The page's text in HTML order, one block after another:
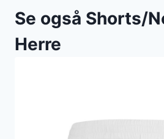
Se også Shorts/
Herre